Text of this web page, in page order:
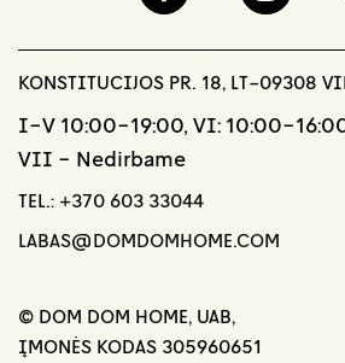
KONSTITUCIJOS PR. 18, LT-09308
I-V 10:00-19:00, VI: 10:00-
VII - Nedirbame
TEL.: +370 603 33044
LABAS@DOMDOMHOME.COM
© DOM DOM HOME, UAB,
ĮMONĖS KODAS 305960651